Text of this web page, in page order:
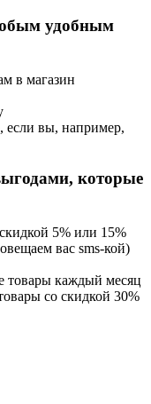
удобным
в магазин
если вы, например,
которые
5% или 15%
вас sms-кой)
товары каждый месяц
со скидкой 30%